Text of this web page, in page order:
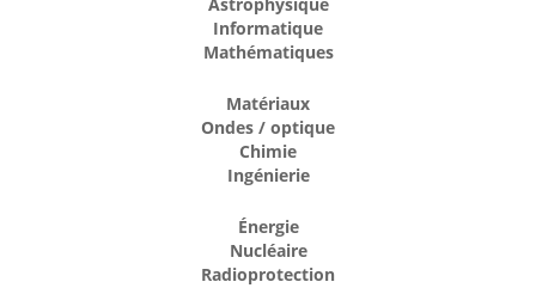
Informatique
Mathématiques
Matériaux
Ondes / optique
Chimie
Ingénierie
Énergie
Nucléaire
Radioprotection